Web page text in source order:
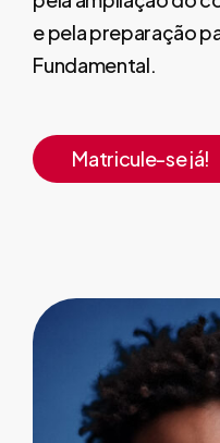
e pela preparação
Fundamental.
Matricule-se já!